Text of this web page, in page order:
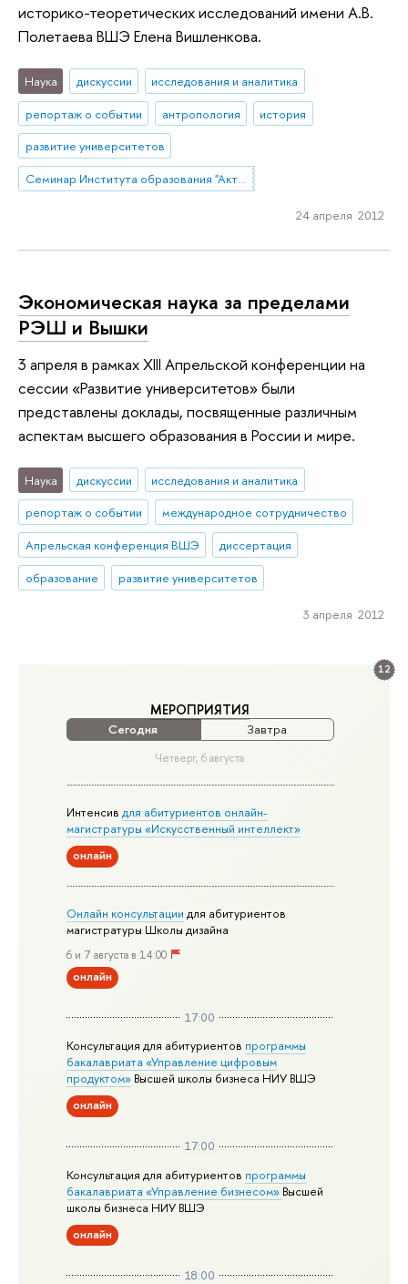
12
МЕРОПРИЯТИЯ
Сегодня Завтра
Четверг, 6 августа
Интенсивдля абитуриентов онлайн-
магистратуры «Искусственный интеллект»
онлайн
Онлайн консультации для абитуриентов
магистратуры Школы дизайна
6 и 7 августа в 14:00
онлайн
17:00
Консультация для абитуриентов программы
бакалавриата «Управление цифровым
продуктом» Высшей школы бизнеса НИУ ВШЭ
онлайн
17:00
Консультация для абитуриентов программы
бакалавриата «Управление бизнесом» Высшей
школы бизнеса НИУ ВШЭ
онлайн
18:00
историко-теоретических исследований имени А.В.
Полетаева ВШЭ Елена Вишленкова.
Наука дискуссии
исследования и аналитика
репортаж о событии
антропология
история
развитие университетов
Семинар Института образования "Актуальные исследования и разработки в области образования"
24 апреля 2012
Экономическая наука за пределами
РЭШ и Вышки
3 апреля в рамках XIII Апрельской конференции на
сессии «Развитие университетов» были
представлены доклады, посвященные различным
аспектам высшего образования в России и мире.
Наука дискуссии
исследования и аналитика
репортаж о событии
международное сотрудничество
Апрельская конференция ВШЭ
диссертация
образование
развитие университетов
3 апреля 2012